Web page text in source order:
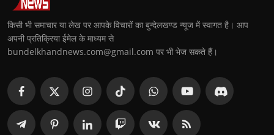
किसी भी समाचार या लेख पर आपके विचारों का बुन्देलखण्ड न्यूज में स्वागत है। आप
अपनी प्रतिक्रिया ईमेल के माध्यम से
bundelkhandnews.com@gmail.com पर भी भेज सकते हैं।